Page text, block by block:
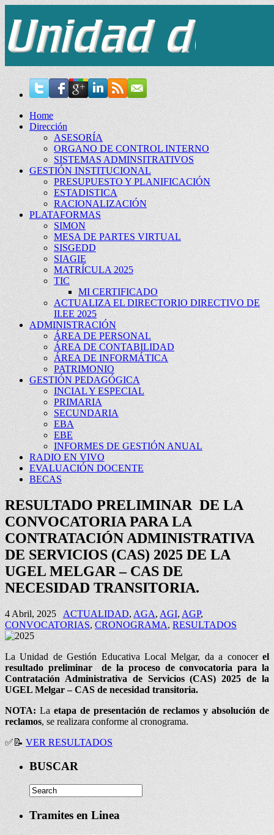
Home
Dirección
ASESORÍA
ORGANO DE CONTROL INTERNO
SISTEMAS ADMINSITRATIVOS
GESTIÓN INSTITUCIONAL
PRESUPUESTO Y PLANIFICACIÓN
ESTADISTICA
RACIONALIZACIÓN
PLATAFORMAS
SIMON
MESA DE PARTES VIRTUAL
SISGEDD
SIAGIE
MATRÍCULA 2025
TIC
MI CERTIFICADO
ACTUALIZA EL DIRECTORIO DIRECTIVO DE
II.EE 2025
ADMINISTRACIÓN
ÁREA DE PERSONAL
ÁREA DE CONTABILIDAD
ÁREA DE INFORMÁTICA
PATRIMONIO
GESTIÓN PEDAGÓGICA
INCIAL Y ESPECIAL
PRIMARIA
SECUNDARIA
EBA
EBE
INFORMES DE GESTIÓN ANUAL
RADIO EN VIVO
EVALUACIÓN DOCENTE
BECAS
RESULTADO PRELIMINAR DE LA
CONVOCATORIA PARA LA
CONTRATACIÓN ADMINISTRATIVA
DE SERVICIOS (CAS) 2025 DE LA
UGEL MELGAR – CAS DE
NECESIDAD TRANSITORIA.
4 Abril, 2025 ACTUALIDAD,AGA, AGI,AGP,
CONVOCATORIAS,CRONOGRAMA,RESULTADOS
La Unidad de Gestión Educativa Local Melgar, da a conocerel
resultado preliminar de laproceso de convocatoria para la
Contratación Administrativa de Servicios (CAS) 2025 de la
UGEL Melgar – CAS de necesidad transitoria.
NOTA: Laetapa de presentación de reclamos y absolución de
reclamos, se realizara conforme al cronograma.
✅📝VER RESULTADOS
BUSCAR
Tramites en Linea